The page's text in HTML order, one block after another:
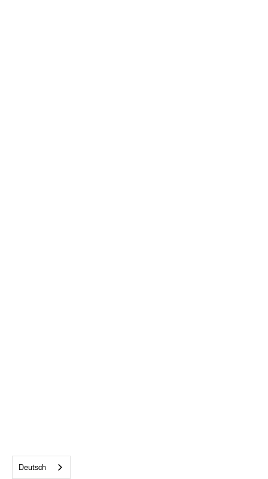
ALLE AKZEPTIEREN
Deutsch